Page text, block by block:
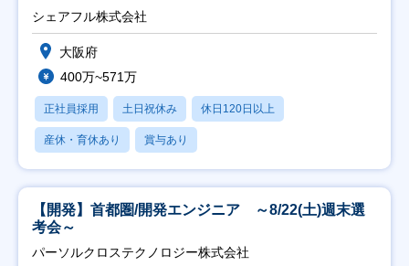
シェアフル株式会社
大阪府
400万~571万
正社員採用 土日祝休み 休日120日以上
産休・育休あり 賞与あり
【開発】首都圏/開発エンジニア ～8/22(土)週末選
考会～
パーソルクロステクノロジー株式会社